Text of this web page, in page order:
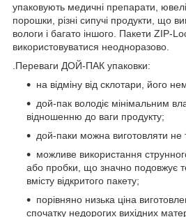
упаковують медичні препарати,
порошки, різні сипучі продукти, що
вологи і багато іншого. Пакети ZIP-
використовуватися неодноразово.
.Переваги ДОЙ-ПАК упаковки:
на відміну від склотари, його
дой-пак володіє мінімальним
відношенню до ваги продукту;
дой-паки можна виготовляти не
можливе використання
або пробки, що значно подовжує
вмісту відкритого пакету;
порівняно низька ціна
спочатку недорогих вихідних